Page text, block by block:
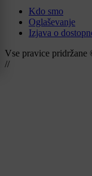
Kdo smo
Oglaševanje
Izjava o
Vse pravice pridržane
//